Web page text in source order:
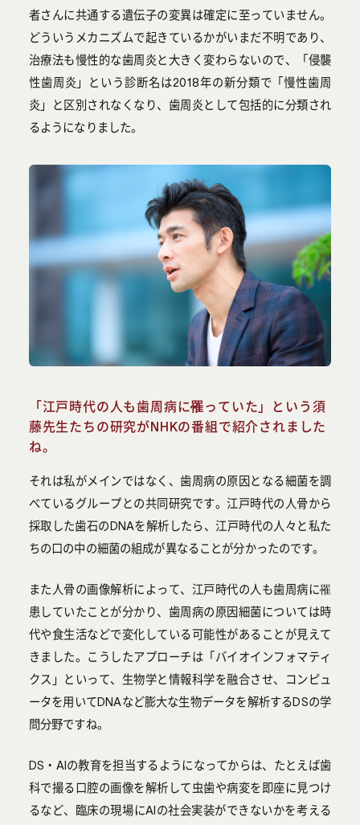
者さんに共通する遺伝子の変異は確定に至っていません。
どういうメカニズムで起きているかがいまだ不明であり、
治療法も慢性的な歯周炎と大きく変わらないので、「侵襲
性歯周炎」という診断名は2018年の新分類で「慢性歯周
炎」と区別されなくなり、歯周炎として包括的に分類され
るようになりました。
「江戸時代の人も歯周病に罹っていた」という須
藤先生たちの研究がNHKの番組で紹介されました
ね。
それは私がメインではなく、歯周病の原因となる細菌を調
べているグループとの共同研究です。江戸時代の人骨から
採取した歯石のDNAを解析したら、江戸時代の人々と私た
ちの口の中の細菌の組成が異なることが分かったのです。
また人骨の画像解析によって、江戸時代の人も歯周病に罹
患していたことが分かり、歯周病の原因細菌については時
代や食生活などで変化している可能性があることが見えて
きました。こうしたアプローチは「バイオインフォマティ
クス」といって、生物学と情報科学を融合させ、コンピュ
ータを用いてDNAなど膨大な生物データを解析するDSの学
問分野ですね。
DS・AIの教育を担当するようになってからは、たとえば歯
科で撮る口腔の画像を解析して虫歯や病変を即座に見つけ
るなど、臨床の現場にAIの社会実装ができないかを考える